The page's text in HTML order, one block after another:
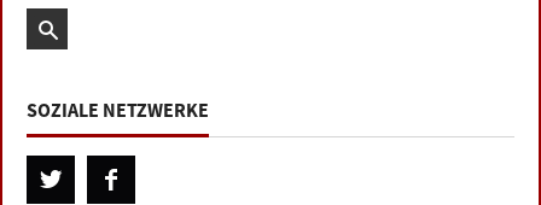
SOZIALE NETZWERKE